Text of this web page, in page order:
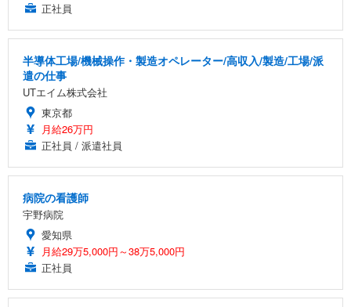
正社員
半導体工場/機械操作・製造オペレーター/高収入/製造/工場/派
遣の仕事
UTエイム株式会社
東京都
月給26万円
正社員 / 派遣社員
病院の看護師
宇野病院
愛知県
月給29万5,000円～38万5,000円
正社員